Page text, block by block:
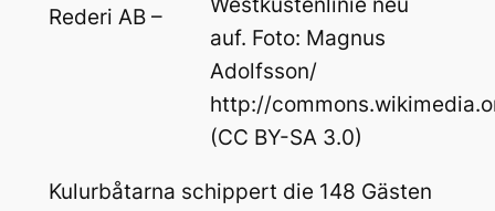
Westküstenlinie neu
auf. Foto: Magnus
Adolfsson/
http://
(CC BY-SA 3.0)
Rederi AB –
Kulurbåtarna schippert die 148 Gästen